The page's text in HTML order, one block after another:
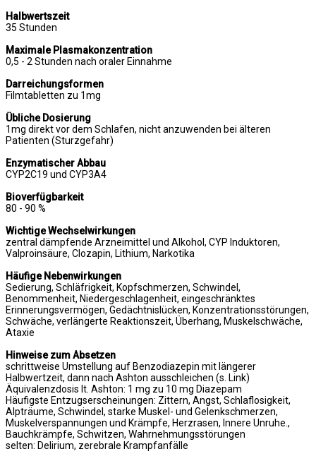
Halbwertszeit
35 Stunden
Maximale Plasmakonzentration
0,5 - 2 Stunden nach oraler Einnahme
Darreichungsformen
Filmtabletten zu 1mg
Übliche Dosierung
1mg direkt vor dem Schlafen, nicht anzuwenden bei älteren
Patienten (Sturzgefahr)
Enzymatischer Abbau
CYP2C19 und CYP3A4
Bioverfügbarkeit
80 - 90 %
Wichtige Wechselwirkungen
zentral dämpfende Arzneimittel und Alkohol, CYP Induktoren,
Valproinsäure, Clozapin, Lithium, Narkotika
Häufige Nebenwirkungen
Sedierung, Schläfrigkeit, Kopfschmerzen, Schwindel,
Benommenheit, Niedergeschlagenheit, eingeschränktes
Erinnerungsvermögen, Gedächtnislücken, Konzentrationsstörungen,
Schwäche, verlängerte Reaktionszeit, Überhang, Muskelschwäche,
Ataxie
Hinweise zum Absetzen
schrittweise Umstellung auf Benzodiazepin mit längerer
Halbwertzeit, dann nach Ashton ausschleichen (s. Link)
Äquivalenzdosis lt. Ashton: 1 mg zu 10 mg Diazepam
Häufigste Entzugserscheinungen: Zittern, Angst, Schlaflosigkeit,
Alpträume, Schwindel, starke Muskel- und Gelenkschmerzen,
Muskelverspannungen und Krämpfe, Herzrasen, Innere Unruhe.,
Bauchkrämpfe, Schwitzen, Wahrnehmungsstörungen
selten: Delirium, zerebrale Krampfanfälle